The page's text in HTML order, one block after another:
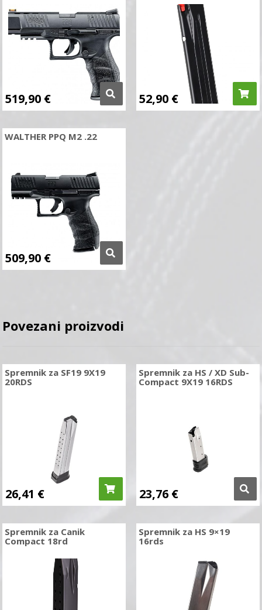
519,90 € 52,90 €
WALTHER PPQ M2 .22
509,90 €
Povezani proizvodi
Spremnik za SF19 9X19
20RDS
26,41 €
Spremnik za HS / XD Sub-
Compact 9X19 16RDS
23,76 €
Spremnik za Canik
Compact 18rd
Spremnik za HS 9×19
16rds